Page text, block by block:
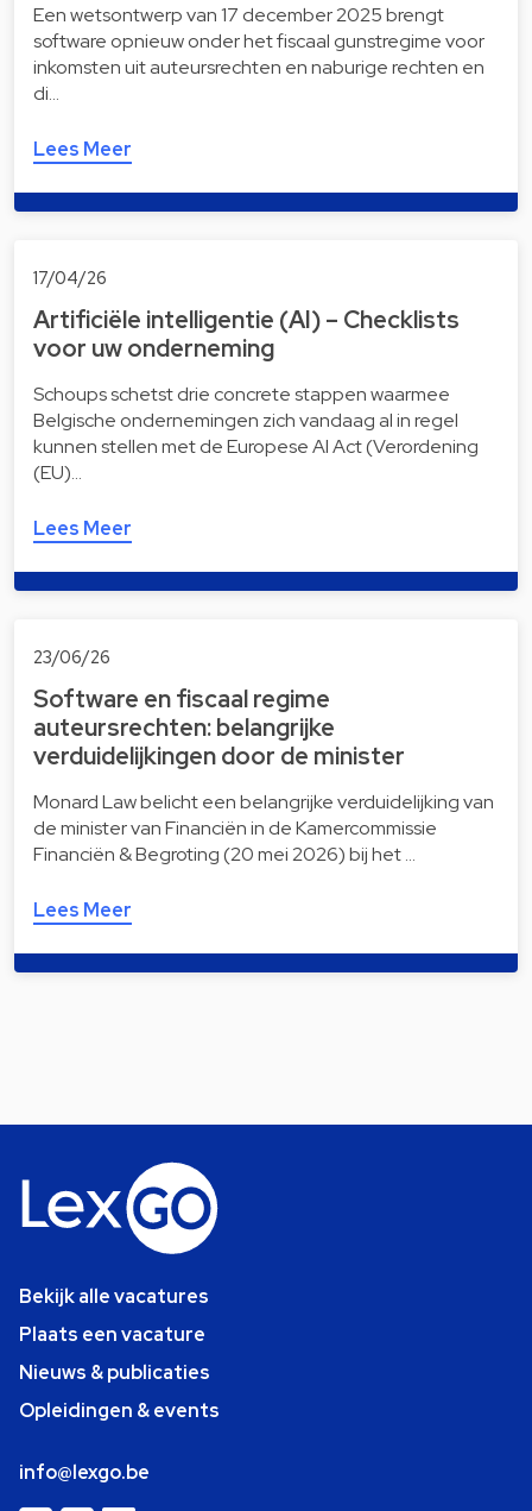
Een wetsontwerp van 17 december 2025 brengt
software opnieuw onder het fiscaal gunstregime voor
inkomsten uit auteursrechten en naburige rechten en
di…
Lees Meer
17/04/26
Artificiële intelligentie (AI) – Checklists
voor uw onderneming
Schoups schetst drie concrete stappen waarmee
Belgische ondernemingen zich vandaag al in regel
kunnen stellen met de Europese AI Act (Verordening
(EU)…
Lees Meer
23/06/26
Software en fiscaal regime
auteursrechten: belangrijke
verduidelijkingen door de minister
Monard Law belicht een belangrijke verduidelijking van
de minister van Financiën in de Kamercommissie
Financiën & Begroting (20 mei 2026) bij het …
Lees Meer
Bekijk alle vacatures
Plaats een vacature
Nieuws & publicaties
Opleidingen & events
info@lexgo.be